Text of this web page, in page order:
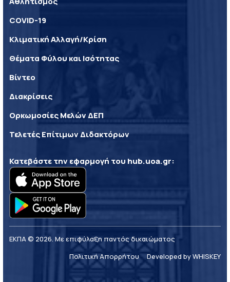
COVID-19
Κλιματική Αλλαγή/Κρίση
Θέματα Φύλου και Ισότητας
Βίντεο
Διακρίσεις
Ορκωμοσίες Μελών ΔΕΠ
Τελετές Επίτιμων Διδακτόρων
Κατεβάστε την εφαρμογή του hub.uoa.gr:
ΕΚΠΑ © 2026. Με επιφύλαξη παντός δικαιώματος
Πολιτική Απορρήτου
Developed by WHISKEY